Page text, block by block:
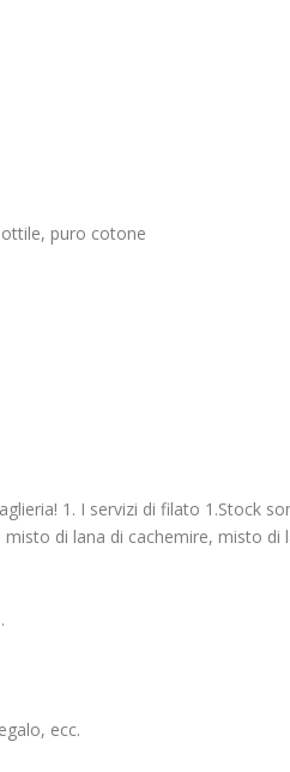
puro cotone
1. I servizi di filato 1.Stock
di lana di cachemire, misto
ecc.